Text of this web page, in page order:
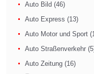
Auto Bild (46)
Auto Express (13)
Auto Motor und Sport
Auto Straßenverkehr
Auto Zeitung (16)